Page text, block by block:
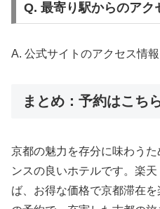
Q. 最寄り駅からのアク
A. 公式サイトのアクセス情
まとめ：予約はこち
京都の魅力を存分に味わう
ンスの良いホテルです。楽
ば、お得な価格で京都滞在